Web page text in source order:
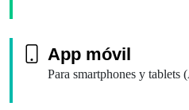
App móvil
Para smartphones y tablets